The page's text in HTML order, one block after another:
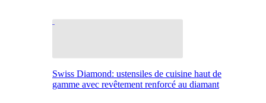
Swiss Diamond: ustensiles de cuisine haut de
gamme avec revêtement renforcé au diamant